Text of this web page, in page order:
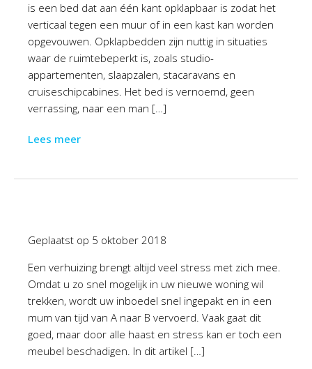
is een bed dat aan één kant opklapbaar is zodat het
verticaal tegen een muur of in een kast kan worden
opgevouwen. Opklapbedden zijn nuttig in situaties
waar de ruimtebeperkt is, zoals studio-
appartementen, slaapzalen, stacaravans en
cruiseschipcabines. Het bed is vernoemd, geen
verrassing, naar een man […]
Lees meer
Geplaatst op 5 oktober 2018
Een verhuizing brengt altijd veel stress met zich mee.
Omdat u zo snel mogelijk in uw nieuwe woning wil
trekken, wordt uw inboedel snel ingepakt en in een
mum van tijd van A naar B vervoerd. Vaak gaat dit
goed, maar door alle haast en stress kan er toch een
meubel beschadigen. In dit artikel […]